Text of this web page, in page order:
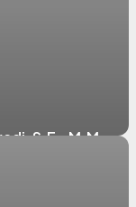
S.E., M.M.